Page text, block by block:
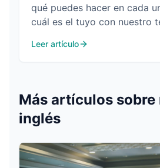
qué puedes hacer en cada
cuál es el tuyo con nuestro
Leer artículo
Más artículos sobre
inglés